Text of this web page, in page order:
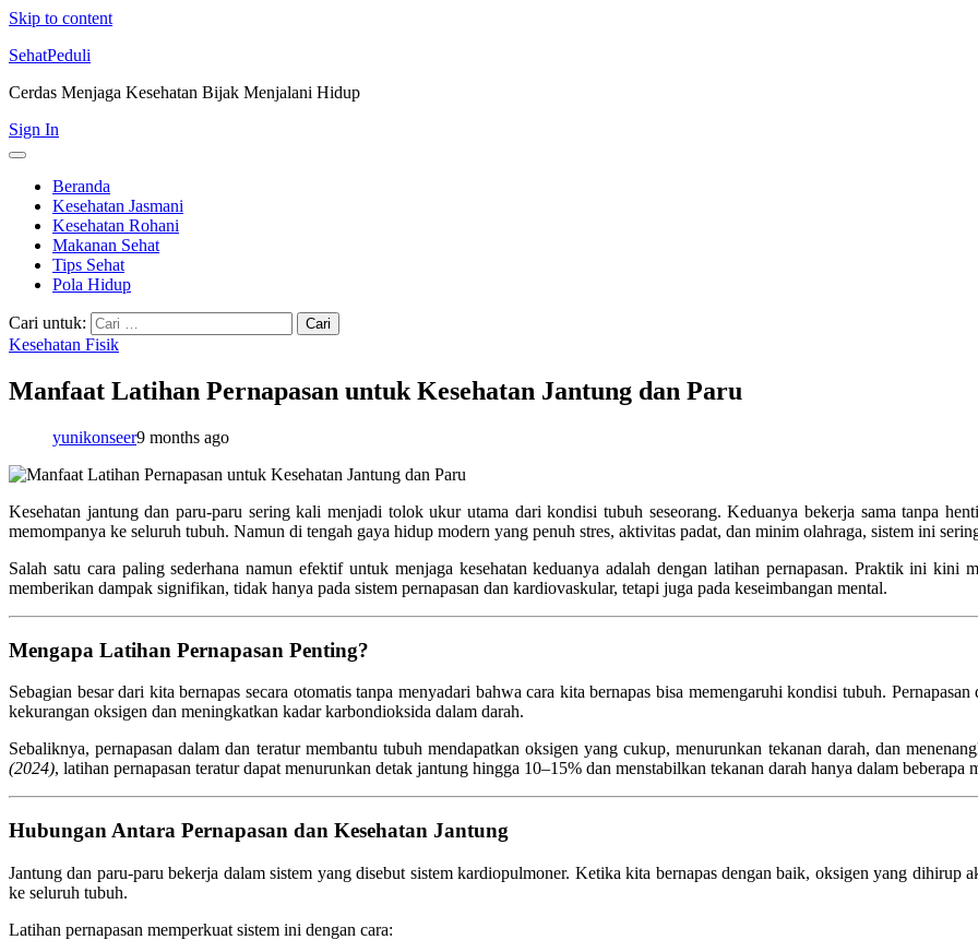
Skip to content
SehatPeduli
Cerdas Menjaga Kesehatan Bijak Menjalani Hidup
Sign In
Beranda
Kesehatan Jasmani
Kesehatan Rohani
Makanan Sehat
Tips Sehat
Pola Hidup
Cari untuk:
Kesehatan Fisik
Manfaat Latihan Pernapasan untuk Kesehatan Jantung dan Paru
yunikonseer9 months ago
Kesehatan jantung dan paru-paru sering kali menjadi tolok ukur utama dari kondisi tubuh seseorang. Keduanya bekerja sama tanpa
memompanya ke seluruh tubuh. Namun di tengah gaya hidup modern yang penuh stres, aktivitas padat, dan minim olahraga, sistem ini
Salah satu cara paling sederhana namun efektif untuk menjaga kesehatan keduanya adalah dengan latihan pernapasan. Praktik ini kini
memberikan dampak signifikan, tidak hanya pada sistem pernapasan dan kardiovaskular, tetapi juga pada keseimbangan mental.
Mengapa Latihan Pernapasan Penting?
Sebagian besar dari kita bernapas secara otomatis tanpa menyadari bahwa cara kita bernapas bisa memengaruhi kondisi tubuh.
kekurangan oksigen dan meningkatkan kadar karbondioksida dalam darah.
Sebaliknya, pernapasan dalam dan teratur membantu tubuh mendapatkan oksigen yang cukup, menurunkan tekanan darah, dan
(2024), latihan pernapasan teratur dapat menurunkan detak jantung hingga 10–15% dan menstabilkan tekanan darah hanya dalam beberapa
Hubungan Antara Pernapasan dan Kesehatan Jantung
Jantung dan paru-paru bekerja dalam sistem yang disebut sistem kardiopulmoner. Ketika kita bernapas dengan baik, oksigen yang dihirup
ke seluruh tubuh.
Latihan pernapasan memperkuat sistem ini dengan cara: